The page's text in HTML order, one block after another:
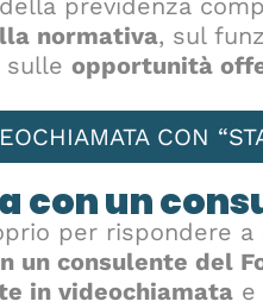
previdenza
normativa, sul
sulle opportunità
CON
con un
per rispondere
un consulente del
in videochiamata e